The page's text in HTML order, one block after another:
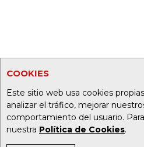
COOKIES
Este sitio web usa cookies
analizar el tráfico, mejorar
comportamiento del usuario.
nuestra Política de Cookies.